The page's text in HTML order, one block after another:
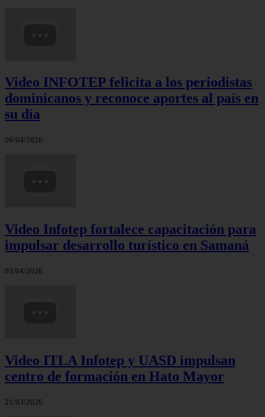
Video INFOTEP felicita a los periodistas
dominicanos y reconoce aportes al país en
su día
06/04/2026
Video Infotep fortalece capacitación para
impulsar desarrollo turístico en Samaná
03/04/2026
Video ITLA Infotep y UASD impulsan
centro de formación en Hato Mayor
21/03/2026